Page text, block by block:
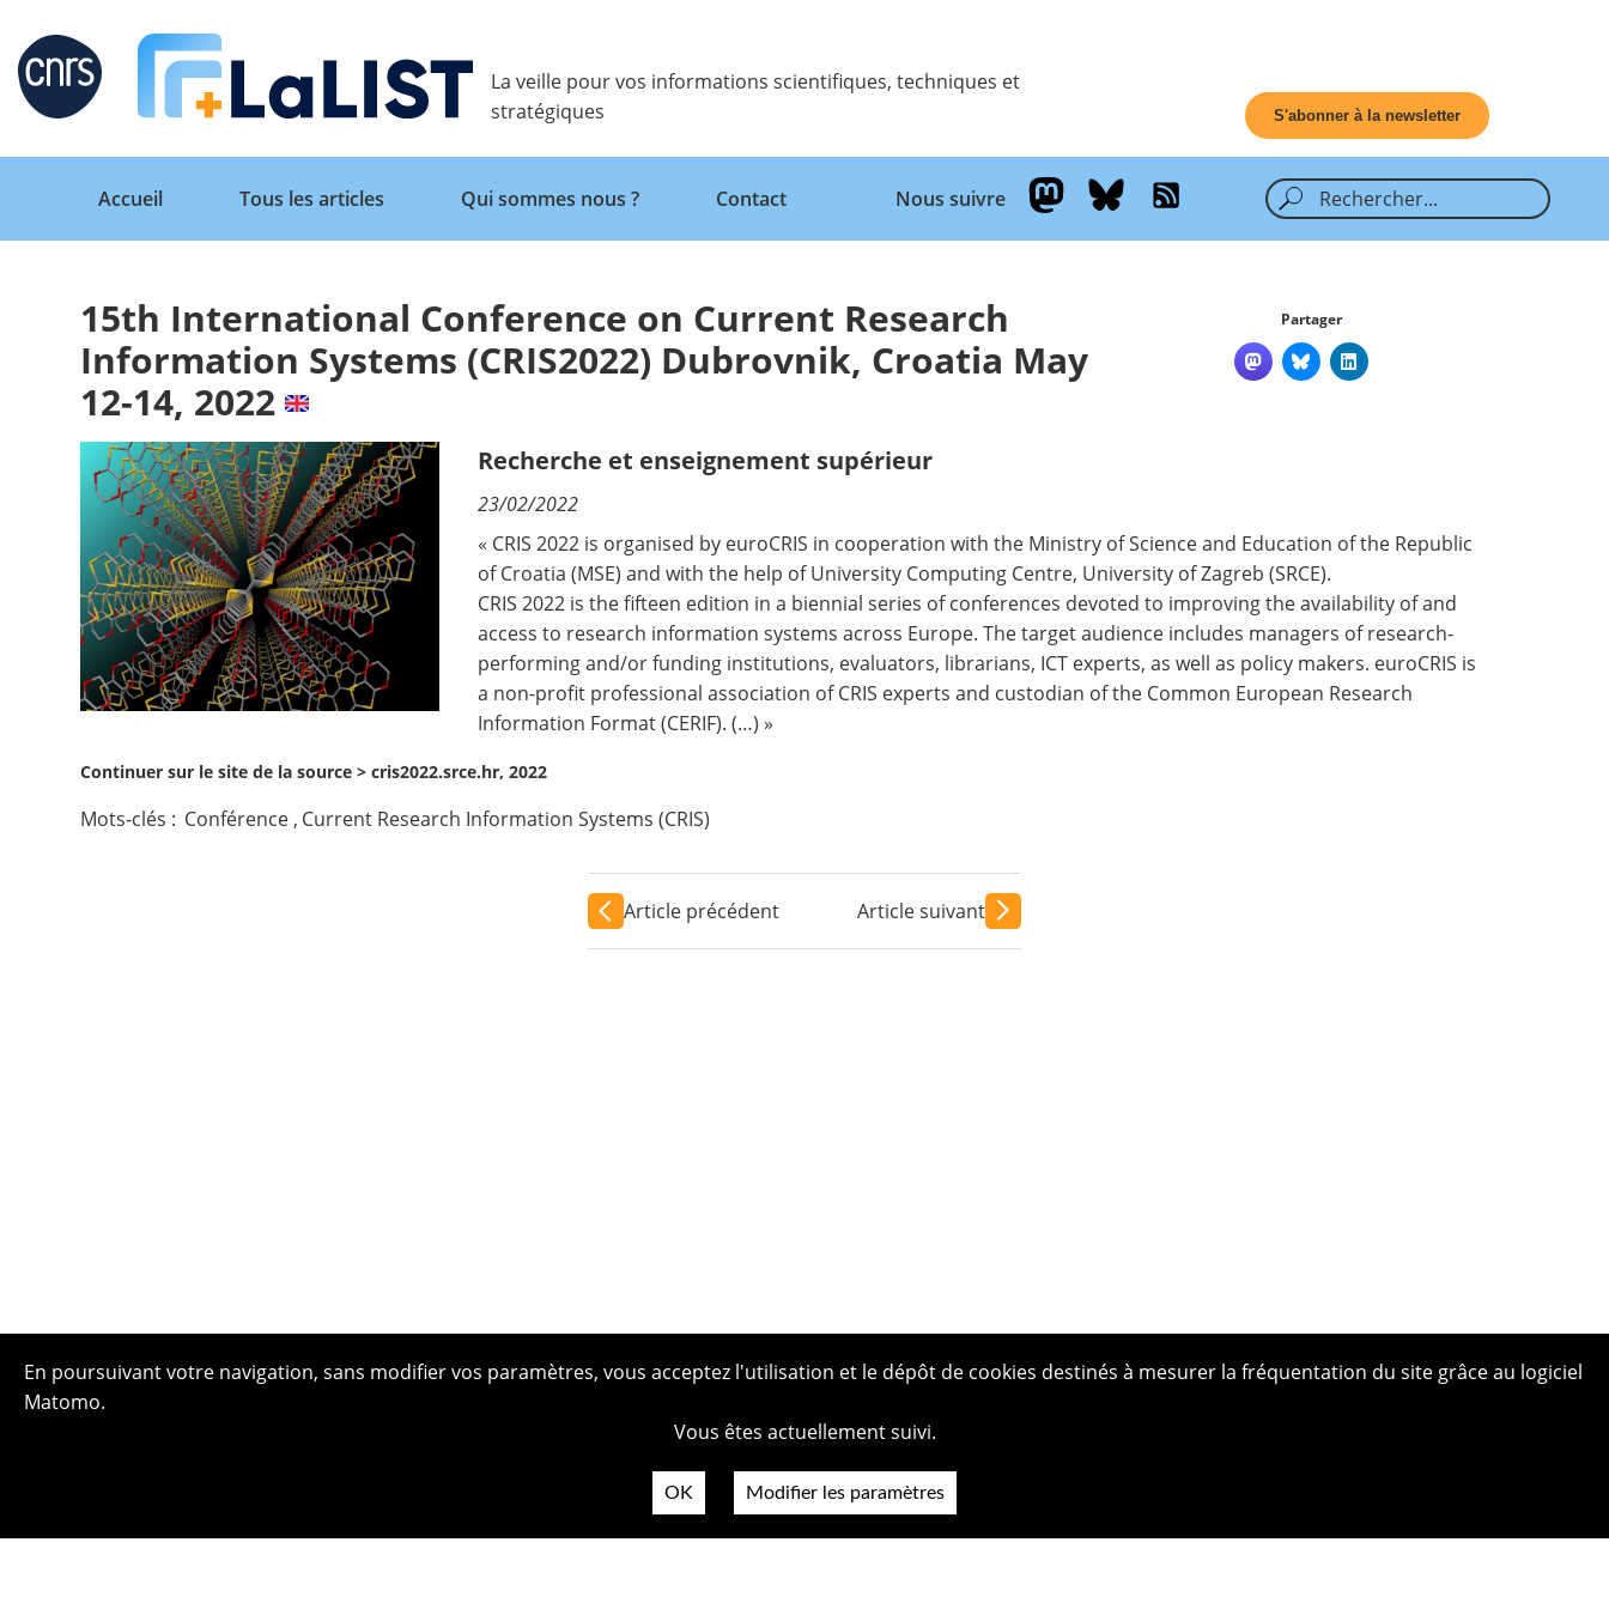
Retour
Accueil
Tous les articles
Qui sommes nous ?
Contact
Nous suivre
La veille pour vos informations scientifiques, techniques et
stratégiques
S'abonner à la newsletter
Retour
Accueil
Tous les articles Qui sommes nous ? Contact Nous suivre
15th International Conference on Current Research
Information Systems (CRIS2022) Dubrovnik, Croatia May
12-14, 2022
Partager
Recherche et enseignement supérieur
23/02/2022
« CRIS 2022 is organised by euroCRIS in cooperation with the Ministry of Science and Education of the Republic
of Croatia (MSE) and with the help ofUniversity Computing Centre, University of Zagreb (SRCE).
CRIS 2022 is the fifteen edition in a biennial series of conferences devoted to improving the availability of and
access to research information systems across Europe. The target audience includes managers of research-
performing and/or funding institutions, evaluators, librarians, ICT experts, as well as policy makers. euroCRIS is
a non-profit professional association of CRIS experts and custodian of the Common European Research
Information Format (CERIF). (…) »
Continuer sur le site de la source >cris2022.srce.hr, 2022
Mots-clés : Conférence , Current Research Information Systems (CRIS)
Article précédent Article suivant
En poursuivant votre navigation, sans modifier vos paramètres, vous acceptez l'utilisation et le dépôt de cookies destinés à mesurer la fréquentation du site grâce au logiciel
Matomo.
Vous êtes actuellement suivi.
OK Modifier les paramètres